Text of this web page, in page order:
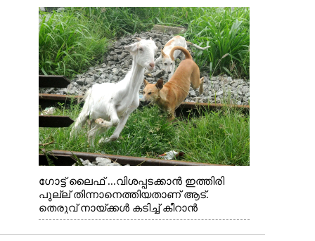
ഗോട്ട് ലൈഫ് ...വിശപ്പടക്കാൻ ഇത്തിരി
പുല്ല് തിന്നാനെത്തിയതാണ് ആട്.
തെരുവ് നായ്ക്കൾ കടിച്ച് കീറാൻ
വന്നതോടെ വയറിന്റെ ആന്തൽ മറന്ന്
ജീവന് വേണ്ടിയായി ഓട്ടം. എറണാകുളം